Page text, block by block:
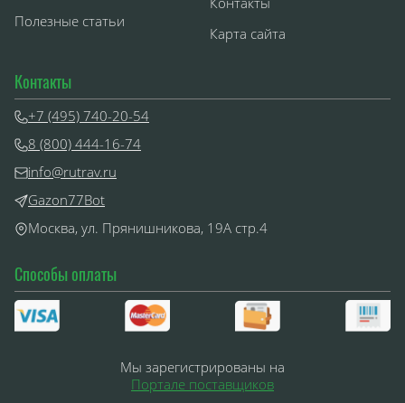
Полезные статьи
Карта сайта
Способы оплаты
Мы зарегистрированы на
Портале поставщиков
Контакты
+7 (495) 740-20-54
8 (800) 444-16-74
info@rutrav.ru
Gazon77Bot
Москва, ул. Прянишникова, 19А стр.4